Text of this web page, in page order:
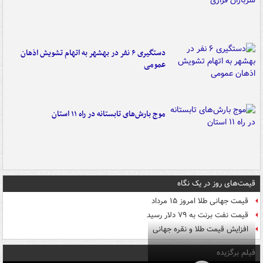
دستگیری ۶ نفر در بهشهر به اتهام تشویش اذهان
عمومی
موج بارش‌های تابستانه در راه ۱۱ استان
قیمت‌های روز در یک نگاه
قیمت جهانی طلا امروز ۱۵ مرداد
قیمت نفت برنت به ۷۹ دلار رسید
افزایش قیمت طلا و نقره جهانی
فیلم برگزیده